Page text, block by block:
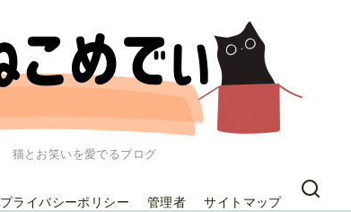
猫とお笑いを愛でるブログ
プライバシーポリシー 管理者 サイトマップ